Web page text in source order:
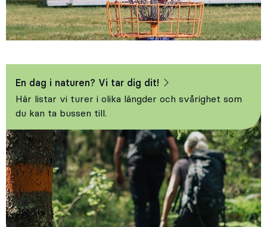
En dag i naturen? Vi tar dig dit!
Här listar vi turer i olika längder och svårighet som
du kan ta bussen till.